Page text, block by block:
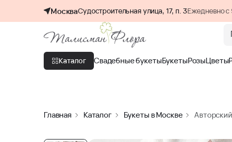
МоскваСудостроительная улица, 17, п. 3Ежедневно
Каталог Свадебные букетыБукетыРозыЦветы
Главная Каталог Букеты в Москве